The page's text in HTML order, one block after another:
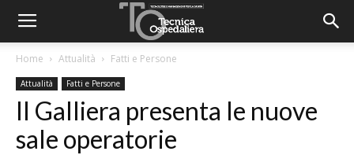
Home Attualità Fatti e Persone
Attualità Fatti e Persone
Il Galliera presenta le nuove
sale operatorie